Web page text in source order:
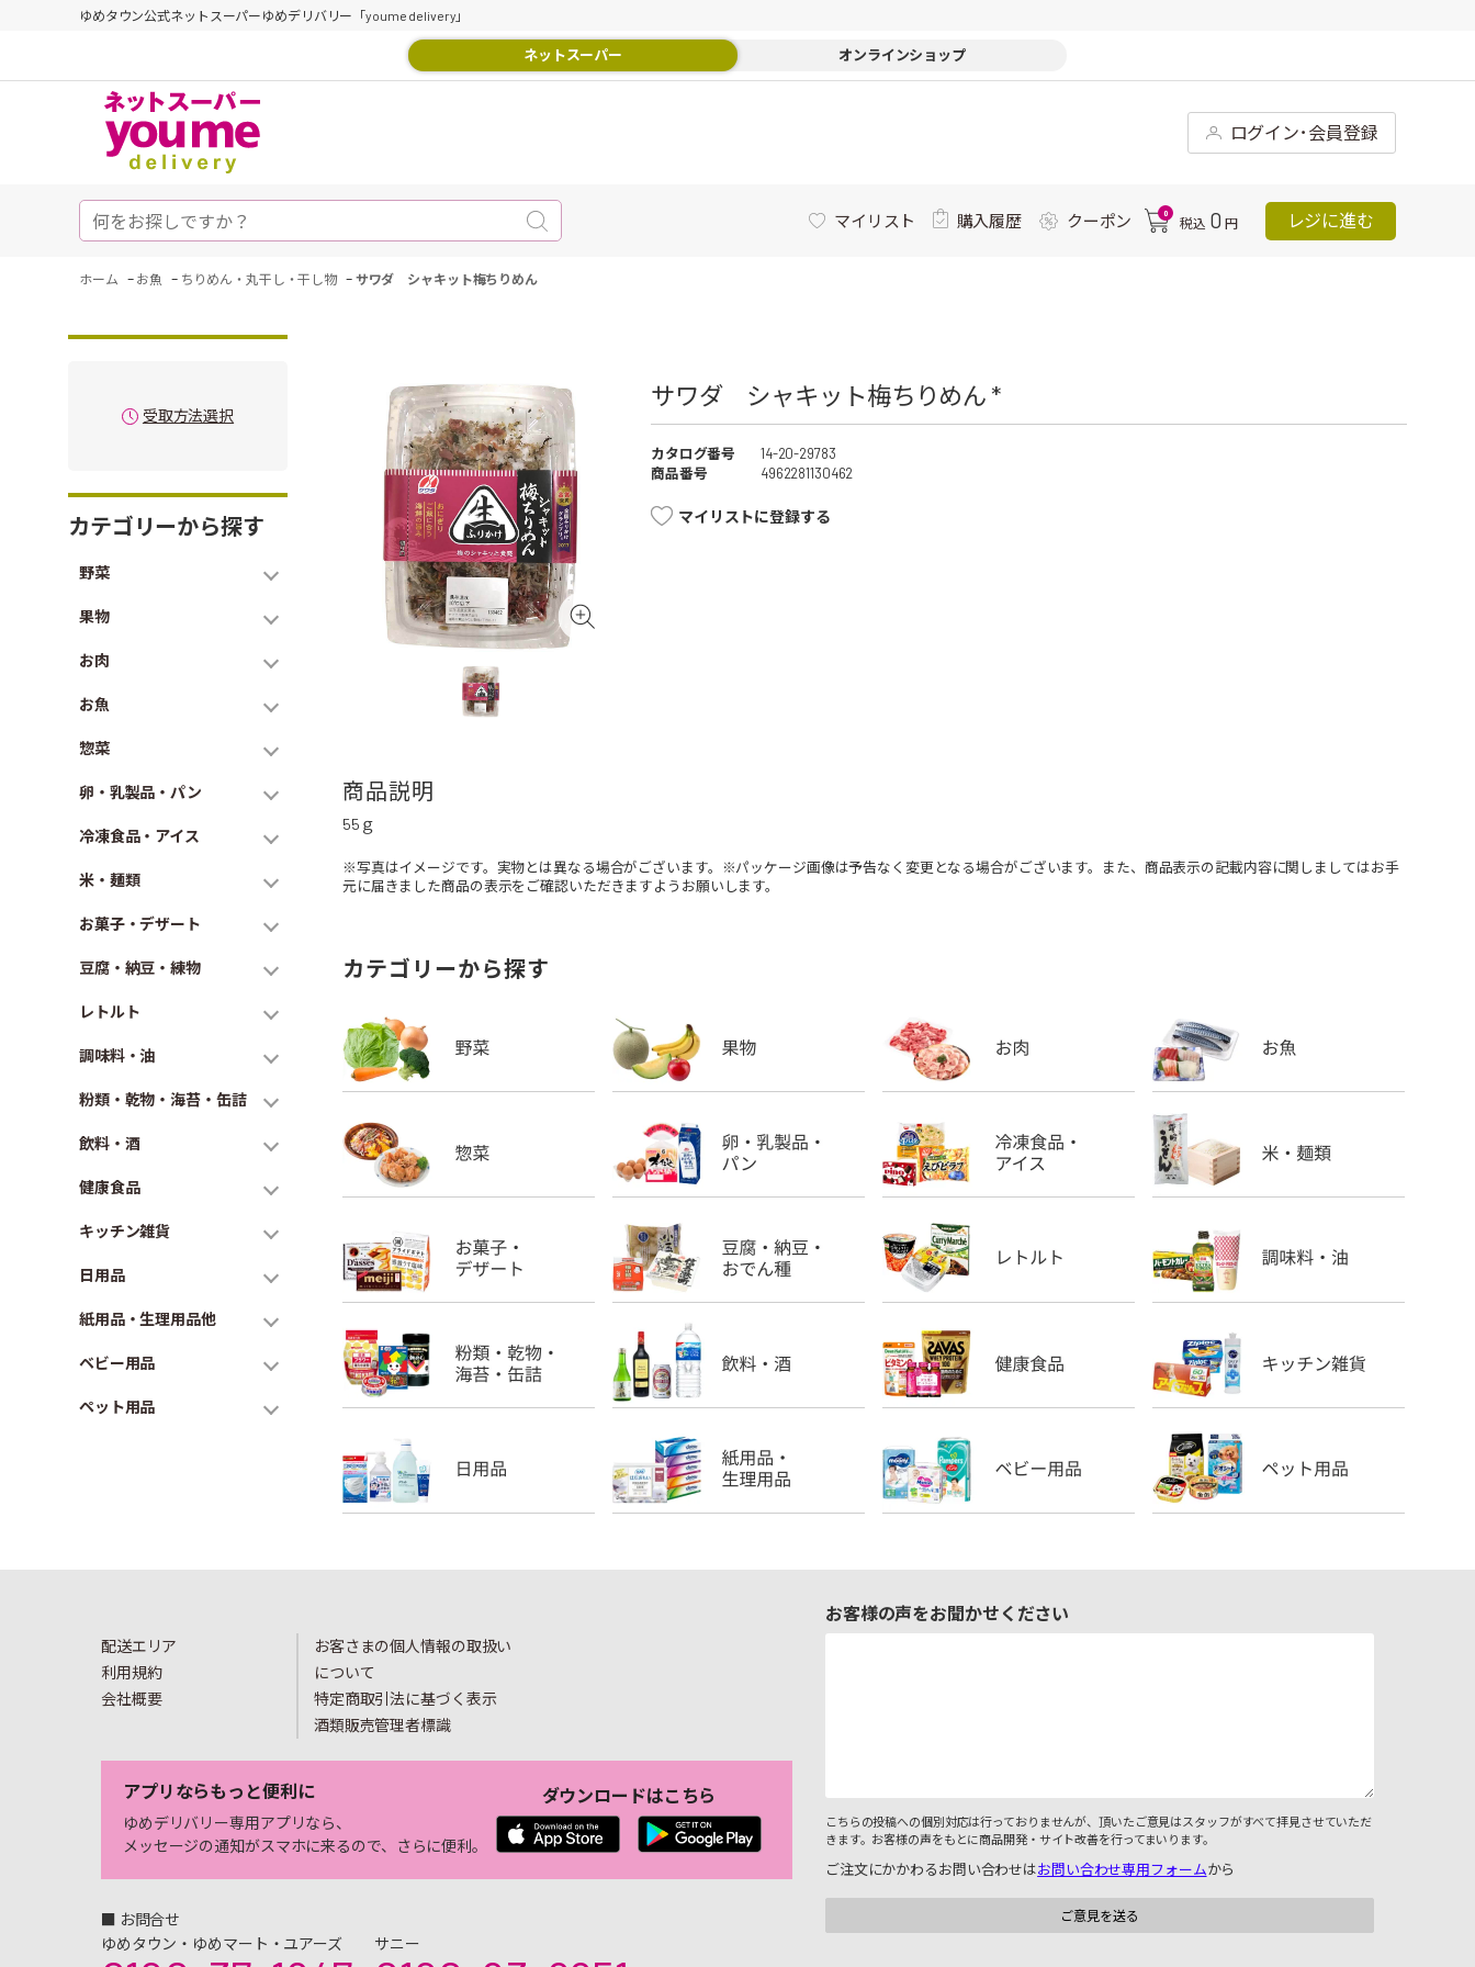
ゆめタウン公式ネットスーパーゆめデリバリー「youme delivery」
ネットスーパー オンラインショップ
ログイン･会員登録
マイリスト 購入履歴 クーポン 0
税込 0 円 レジに進む
ホーム - お魚 - ちりめん・丸干し・干し物 - サワダ シャキット梅ちりめん
受取方法選択
カテゴリーから探す
野菜
果物
お肉
お魚
惣菜
卵・乳製品・パン
冷凍食品・アイス
米・麺類
お菓子・デザート
豆腐・納豆・練物
レトルト
調味料・油
粉類・乾物・海苔・缶詰
飲料・酒
健康食品
キッチン雑貨
日用品
紙用品・生理用品他
ベビー用品
ペット用品
サワダ シャキット梅ちりめん *
カタログ番号
14-20-29783
商品番号
4962281130462
マイリストに登録する
商品説明
55ｇ
※写真はイメージです。実物とは異なる場合がございます。※パッケージ画像は予告なく変更となる場合がございます。また、商品表示の記載内容に関しましてはお手
元に届きました商品の表示をご確認いただきますようお願いします。
カテゴリーから探す
配送エリア
利用規約
会社概要
お客さまの個人情報の取扱い
について
特定商取引法に基づく表示
酒類販売管理者標識
アプリならもっと便利に
ゆめデリバリー専用アプリなら、
メッセージの通知がスマホに来るので、さらに便利。
ダウンロードはこちら
■ お問合せ
ゆめタウン・ゆめマート・ユアーズ
サニー
お客様の声をお聞かせください
こちらの投稿への個別対応は行っておりませんが、頂いたご意見はスタッフがすべて拝見させていただ
きます。お客様の声をもとに商品開発・サイト改善を行ってまいります。
ご注文にかかわるお問い合わせはお問い合わせ専用フォームから